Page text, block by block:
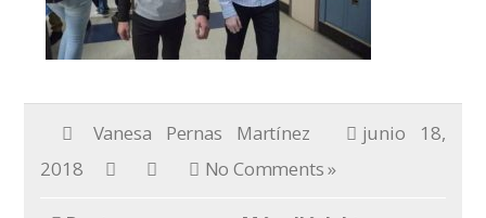
Vanesa Pernas Martínez
junio 18,
2018
No Comments »